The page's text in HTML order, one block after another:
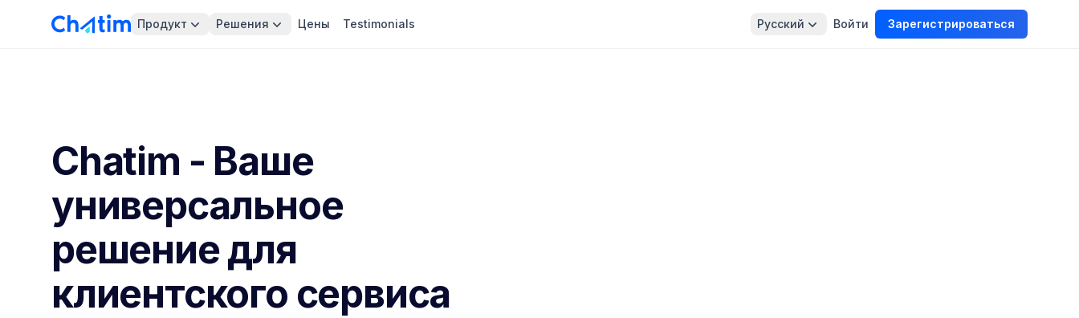
Продукт Решения Цены Testimonials Русский Войти Зарегистрироваться
Chatim - Ваше
универсальное
решение для
клиентского сервиса